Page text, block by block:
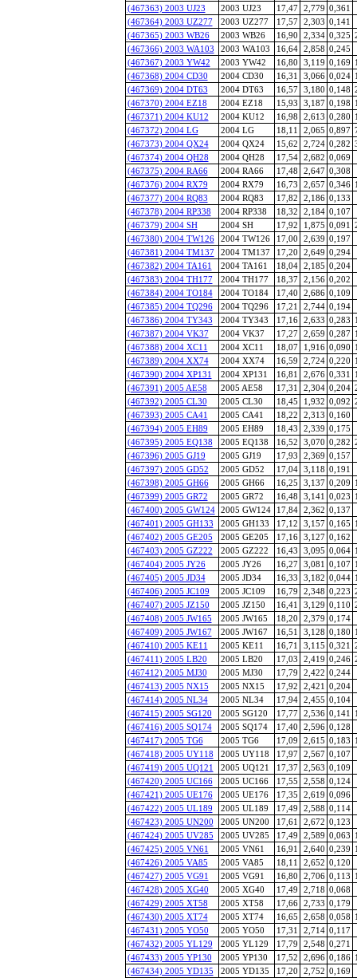
(467363) 2003 UJ23
2003 UJ23 17,47 2,779 0,361
(467364) 2003 UZ277
2003 UZ277 17,57 2,303 0,141
(467365) 2003 WB26
2003 WB26 16,90 2,334 0,325
(467366) 2003 WA103
2003 WA103 16,64 2,858 0,245
(467367) 2003 YW42
2003 YW42 16,80 3,119 0,169
(467368) 2004 CD30
2004 CD30 16,31 3,066 0,024
(467369) 2004 DT63
2004 DT63 16,57 3,180 0,148
(467370) 2004 EZ18
2004 EZ18 15,93 3,187 0,198
(467371) 2004 KU12
2004 KU12 16,98 2,613 0,280
(467372) 2004 LG
2004 LG 18,11 2,065 0,897
(467373) 2004 QX24
2004 QX24 15,62 2,724 0,282
(467374) 2004 QH28
2004 QH28 17,54 2,682 0,069
(467375) 2004 RA66
2004 RA66 17,48 2,647 0,308
(467376) 2004 RX79
2004 RX79 16,73 2,657 0,346
(467377) 2004 RQ83
2004 RQ83 17,82 2,186 0,133
(467378) 2004 RP338
2004 RP338 18,32 2,184 0,107
(467379) 2004 SH
2004 SH 17,92 1,875 0,091
(467380) 2004 TW126
2004 TW126 17,00 2,639 0,197
(467381) 2004 TM137
2004 TM137 17,20 2,649 0,294
(467382) 2004 TA161
2004 TA161 18,04 2,185 0,204
(467383) 2004 TH177
2004 TH177 18,37 2,156 0,202
(467384) 2004 TO184
2004 TO184 17,40 2,686 0,109
(467385) 2004 TQ296
2004 TQ296 17,21 2,744 0,194
(467386) 2004 TY343
2004 TY343 17,16 2,633 0,283
(467387) 2004 VK37
2004 VK37 17,27 2,659 0,287
(467388) 2004 XC11
2004 XC11 18,07 1,916 0,090
(467389) 2004 XX74
2004 XX74 16,59 2,724 0,220
(467390) 2004 XP131
2004 XP131 16,81 2,676 0,331
(467391) 2005 AE58
2005 AE58 17,31 2,304 0,204
(467392) 2005 CL30
2005 CL30 18,45 1,932 0,092
(467393) 2005 CA41
2005 CA41 18,22 2,313 0,160
(467394) 2005 EH89
2005 EH89 18,43 2,339 0,175
(467395) 2005 EQ138
2005 EQ138 16,52 3,070 0,282
(467396) 2005 GJ19
2005 GJ19 17,93 2,369 0,157
(467397) 2005 GD52
2005 GD52 17,04 3,118 0,191
(467398) 2005 GH66
2005 GH66 16,25 3,137 0,209
(467399) 2005 GR72
2005 GR72 16,48 3,141 0,023
(467400) 2005 GW124
2005 GW124 17,84 2,362 0,137
(467401) 2005 GH133
2005 GH133 17,12 3,157 0,165
(467402) 2005 GE205
2005 GE205 17,16 3,127 0,162
(467403) 2005 GZ222
2005 GZ222 16,43 3,095 0,064
(467404) 2005 JY26
2005 JY26 16,27 3,081 0,107
(467405) 2005 JD34
2005 JD34 16,33 3,182 0,044
(467406) 2005 JC109
2005 JC109 16,79 2,348 0,223
(467407) 2005 JZ150
2005 JZ150 16,41 3,129 0,110
(467408) 2005 JW165
2005 JW165 18,20 2,379 0,174
(467409) 2005 JW167
2005 JW167 16,51 3,128 0,180
(467410) 2005 KE11
2005 KE11 16,71 3,115 0,321
(467411) 2005 LB20
2005 LB20 17,03 2,419 0,246
(467412) 2005 MJ30
2005 MJ30 17,79 2,422 0,244
(467413) 2005 NX15
2005 NX15 17,92 2,421 0,204
(467414) 2005 NL34
2005 NL34 17,94 2,455 0,104
(467415) 2005 SG120
2005 SG120 17,77 2,536 0,141
(467416) 2005 SQ174
2005 SQ174 17,40 2,596 0,128
(467417) 2005 TG6
2005 TG6 17,09 2,615 0,183
(467418) 2005 UY118
2005 UY118 17,97 2,567 0,107
(467419) 2005 UQ121
2005 UQ121 17,37 2,563 0,109
(467420) 2005 UC166
2005 UC166 17,55 2,558 0,124
(467421) 2005 UE176
2005 UE176 17,35 2,619 0,096
(467422) 2005 UL189
2005 UL189 17,49 2,588 0,114
(467423) 2005 UN200
2005 UN200 17,61 2,672 0,123
(467424) 2005 UV285
2005 UV285 17,49 2,589 0,063
(467425) 2005 VN61
2005 VN61 16,91 2,640 0,239
(467426) 2005 VA85
2005 VA85 18,11 2,652 0,120
(467427) 2005 VG91
2005 VG91 16,80 2,706 0,113
(467428) 2005 XG40
2005 XG40 17,49 2,718 0,068
(467429) 2005 XT58
2005 XT58 17,66 2,733 0,179
(467430) 2005 XT74
2005 XT74 16,65 2,658 0,058
(467431) 2005 YO50
2005 YO50 17,31 2,714 0,117
(467432) 2005 YL129
2005 YL129 17,79 2,548 0,271
(467433) 2005 YP130
2005 YP130 17,52 2,696 0,186
(467434) 2005 YD135
2005 YD135 17,20 2,752 0,169